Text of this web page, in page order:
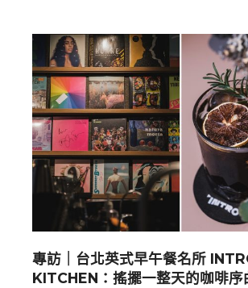
專訪｜台北英式早午餐名所
KITCHEN：搖擺一整天的咖啡序